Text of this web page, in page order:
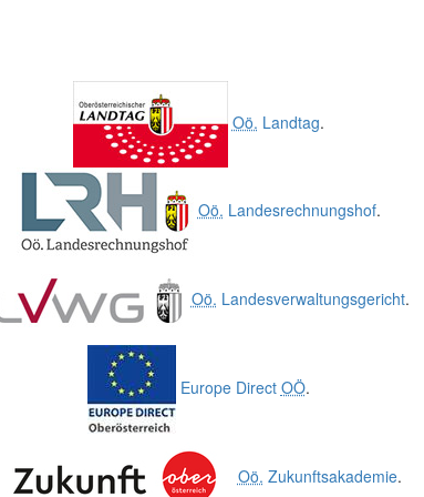
Oö. Landtag.
Oö. Landesrechnungshof.
Oö. Landesverwaltungsgericht.
Europe Direct OÖ.
Oö. Zukunftsakademie.